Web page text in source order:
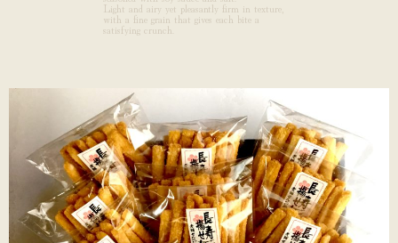
Light and airy yet pleasantly firm in texture,
with a fine grain that gives each bite a
satisfying crunch.